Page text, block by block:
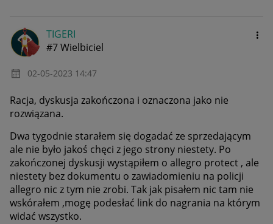
TIGERI
#7 Wielbiciel
‎02-05-2023 14:47
Racja, dyskusja zakończona i oznaczona jako nie
rozwiązana.
Dwa tygodnie starałem się dogadać ze sprzedającym
ale nie było jakoś chęci z jego strony niestety. Po
zakończonej dyskusji wystąpiłem o allegro protect , ale
niestety bez dokumentu o zawiadomieniu na policji
allegro nic z tym nie zrobi. Tak jak pisałem nic tam nie
wskórałem ,mogę podesłać link do nagrania na którym
widać wszystko.